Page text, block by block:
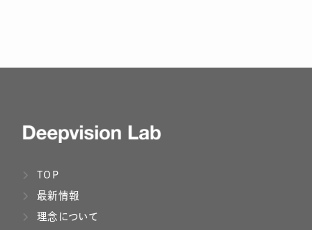
TOP
最新情報
理念について